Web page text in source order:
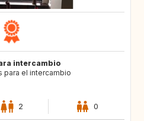
intercambio
para el intercambio
2 0